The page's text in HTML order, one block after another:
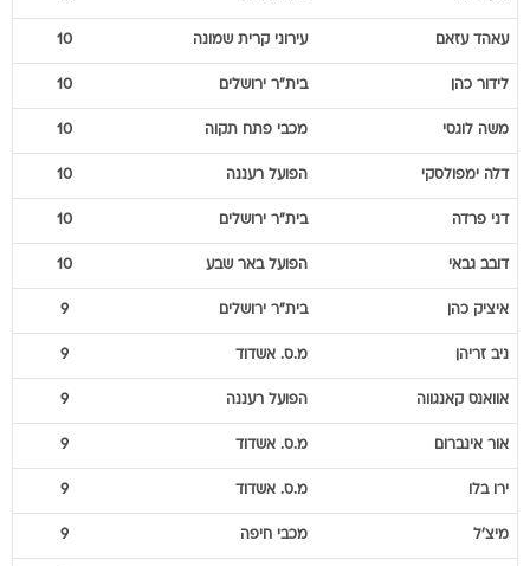
עאהד עזאם עירוני קרית שמונה 10
לידור כהן בית"ר ירושלים 10
משה לוגסי מכבי פתח תקוה 10
דלה ימפולסקי הפועל רעננה 10
דני פרדה בית"ר ירושלים 10
דובב גבאי הפועל באר שבע 10
איציק כהן בית"ר ירושלים 9
ניב זריהן מ.ס. אשדוד 9
אוואנס קאנגווה הפועל רעננה 9
אור אינברום מ.ס. אשדוד 9
ירו בלו מ.ס. אשדוד 9
מיצ'ל מכבי חיפה 9